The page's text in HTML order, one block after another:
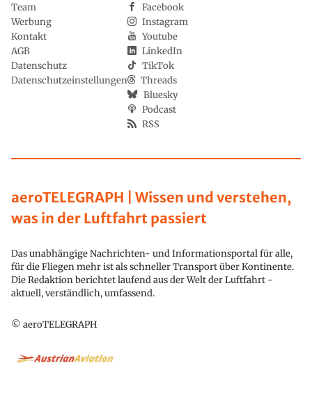
aeroTELEGRAPH | Wissen und verstehen,
was in der Luftfahrt passiert
Das unabhängige Nachrichten- und Informationsportal für alle,
für die Fliegen mehr ist als schneller Transport über Kontinente.
Die Redaktion berichtet laufend aus der Welt der Luftfahrt -
aktuell, verständlich, umfassend.
© aeroTELEGRAPH
Team
Werbung
Kontakt
AGB
Datenschutz
Datenschutzeinstellungen
Facebook
Instagram
Youtube
LinkedIn
TikTok
Threads
Bluesky
Podcast
RSS